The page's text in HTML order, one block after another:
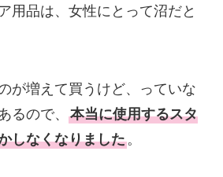
用品は、女性にとって沼だと
が増えて買うけど、っていな
るので、 本当に使用するスタ
しなくなりました。